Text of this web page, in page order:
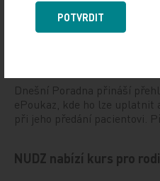
Vystavování ePoukazů
Dnešní Poradna přináší
ePoukaz, kde ho lze uplatnit
při jeho předání pacientovi.
NUDZ nabízí kurs pro
POTVRDIT